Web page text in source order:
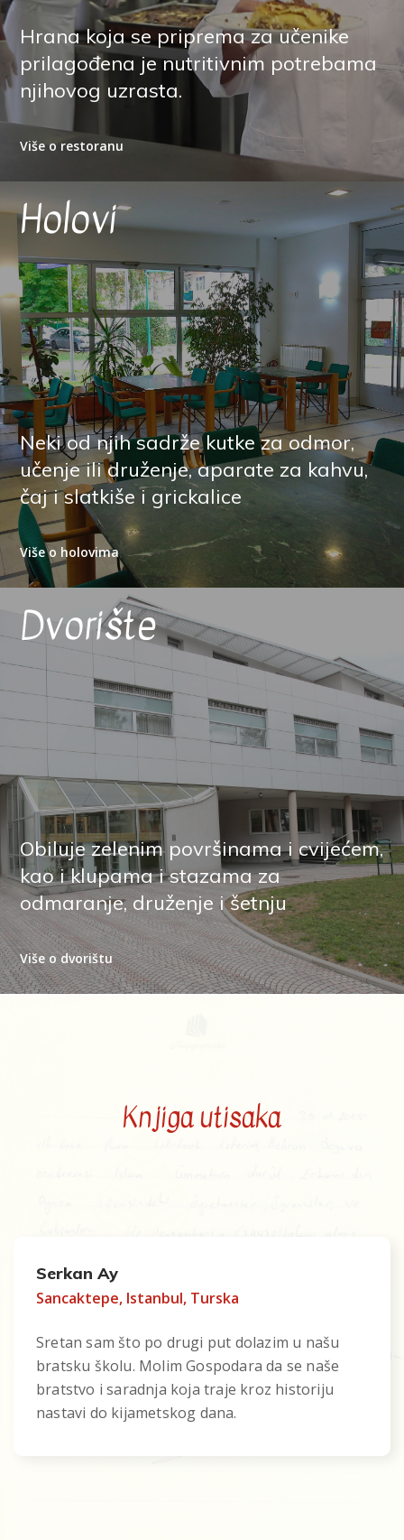
Hrana koja se priprema za učenike
prilagođena je nutritivnim potrebama
njihovog uzrasta.
Više o restoranu
Holovi
Neki od njih sadrže kutke za odmor,
učenje ili druženje, aparate za kahvu,
čaj i slatkiše i grickalice
Više o holovima
Dvorište
Obiluje zelenim površinama i cvijećem,
kao i klupama i stazama za
odmaranje, druženje i šetnju
Više o dvorištu
Knjiga utisaka
Suat Namli
Houston, SAD
Veoma sam sretan i izuzetno zadovoljan
gostoprimstvom koje nam je ukazala Medresa.
Neka Allah uvijek blagoslovi učenike i upravu
ove škole.